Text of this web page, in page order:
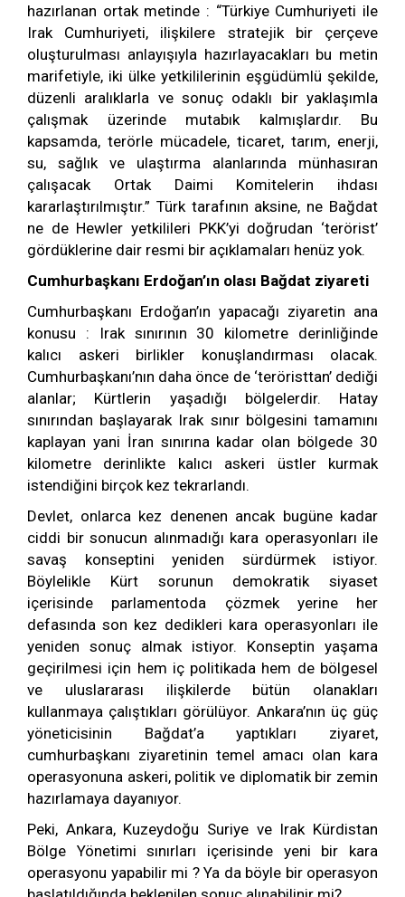
hazırlanan ortak metinde : “Türkiye Cumhuriyeti ile
Irak Cumhuriyeti, ilişkilere stratejik bir çerçeve
oluşturulması anlayışıyla hazırlayacakları bu metin
marifetiyle, iki ülke yetkililerinin eşgüdümlü şekilde,
düzenli aralıklarla ve sonuç odaklı bir yaklaşımla
çalışmak üzerinde mutabık kalmışlardır. Bu
kapsamda, terörle mücadele, ticaret, tarım, enerji,
su, sağlık ve ulaştırma alanlarında münhasıran
çalışacak Ortak Daimi Komitelerin ihdası
kararlaştırılmıştır.” Türk tarafının aksine, ne Bağdat
ne de Hewler yetkilileri PKK’yi doğrudan ‘terörist’
gördüklerine dair resmi bir açıklamaları henüz yok.
Cumhurbaşkanı Erdoğan’ın olası Bağdat ziyareti
Cumhurbaşkanı Erdoğan’ın yapacağı ziyaretin ana
konusu : Irak sınırının 30 kilometre derinliğinde
kalıcı askeri birlikler konuşlandırması olacak.
Cumhurbaşkanı’nın daha önce de ‘teröristtan’ dediği
alanlar; Kürtlerin yaşadığı bölgelerdir. Hatay
sınırından başlayarak Irak sınır bölgesini tamamını
kaplayan yani İran sınırına kadar olan bölgede 30
kilometre derinlikte kalıcı askeri üstler kurmak
istendiğini birçok kez tekrarlandı.
Devlet, onlarca kez denenen ancak bugüne kadar
ciddi bir sonucun alınmadığı kara operasyonları ile
savaş konseptini yeniden sürdürmek istiyor.
Böylelikle Kürt sorunun demokratik siyaset
içerisinde parlamentoda çözmek yerine her
defasında son kez dedikleri kara operasyonları ile
yeniden sonuç almak istiyor. Konseptin yaşama
geçirilmesi için hem iç politikada hem de bölgesel
ve uluslararası ilişkilerde bütün olanakları
kullanmaya çalıştıkları görülüyor. Ankara’nın üç güç
yöneticisinin Bağdat’a yaptıkları ziyaret,
cumhurbaşkanı ziyaretinin temel amacı olan kara
operasyonuna askeri, politik ve diplomatik bir zemin
hazırlamaya dayanıyor.
Peki, Ankara, Kuzeydoğu Suriye ve Irak Kürdistan
Bölge Yönetimi sınırları içerisinde yeni bir kara
operasyonu yapabilir mi ? Ya da böyle bir operasyon